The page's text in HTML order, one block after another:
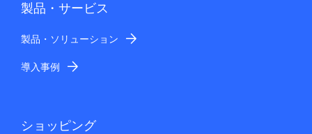
製品・サービス
製品・ソリューション
導入事例
ショッピング